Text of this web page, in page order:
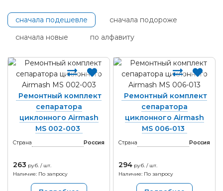
сначала подешевле
сначала подороже
сначала новые
по алфавиту
Ремонтный комплект
сепаратора
циклонного Airmash
MS 002-003
Страна Россия
263 руб. / шт.
Наличие: По запросу
Ремонтный комплект
сепаратора
циклонного Airmash
MS 006-013
Страна Россия
294 руб. / шт.
Наличие: По запросу